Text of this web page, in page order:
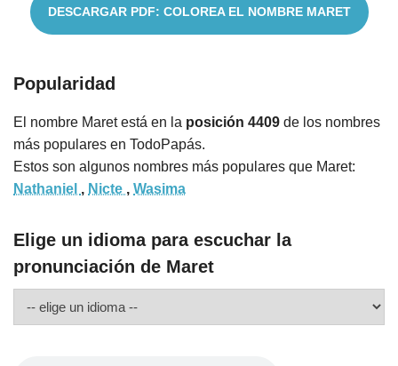
DESCARGAR PDF: COLOREA EL NOMBRE MARET
Popularidad
El nombre Maret está en la posición 4409 de los nombres
más populares en TodoPapás.
Estos son algunos nombres más populares que Maret:
Nathaniel , Nicte , Wasima
Elige un idioma para escuchar la
pronunciación de Maret